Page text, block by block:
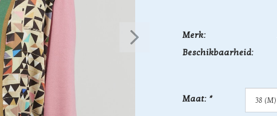
Merk:
Beschikbaarheid:
Maat: *